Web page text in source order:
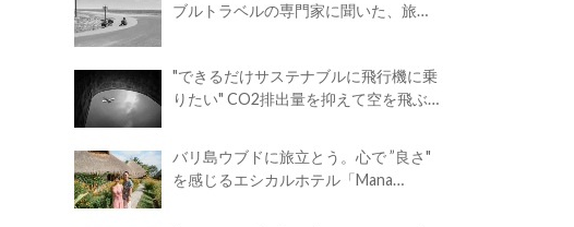
ブルトラベルの専門家に聞いた、旅の
"できるだけサステナブルに飛行機に乗
りたい" CO2排出量を抑えて空を飛ぶ
バリ島ウブドに旅立とう。心で ”良さ"
を感じるエシカルホテル「Mana